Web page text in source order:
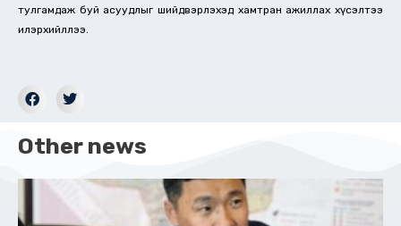
тулгамдаж буй асуудлыг шийдвэрлэхэд хамтран ажиллах хүсэлтээ
илэрхийллээ.
Other news